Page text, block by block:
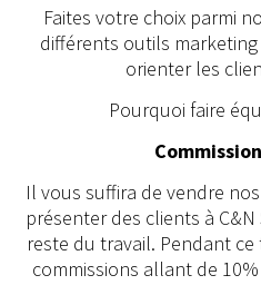
Faites votre choix parmi
différents outils
orienter les
Pourquoi faire
Il vous suffira de vendre
présenter des clients à
reste du travail. Pendant
commissions allant de